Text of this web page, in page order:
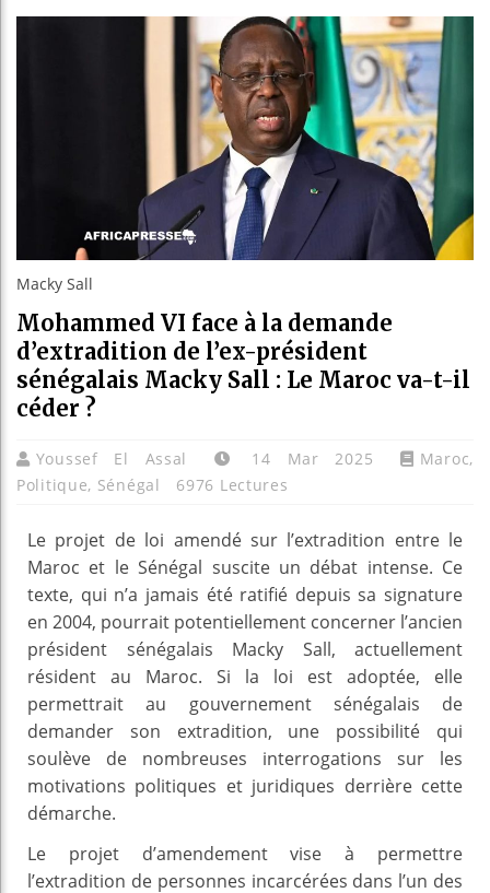
Canada :
Macky Sall
Mohammed VI face à la demande
d’extradition de l’ex-président
sénégalais Macky Sall : Le Maroc va-t-il
céder ?
Youssef El Assal 14 Mar 2025 Maroc,
Politique, Sénégal 6976 Lectures
Le projet de loi amendé sur l’extradition entre le
Maroc et le Sénégal suscite un débat intense. Ce
texte, qui n’a jamais été ratifié depuis sa signature
en 2004, pourrait potentiellement concerner l’ancien
président sénégalais Macky Sall, actuellement
résident au Maroc. Si la loi est adoptée, elle
permettrait au gouvernement sénégalais de
demander son extradition, une possibilité qui
soulève de nombreuses interrogations sur les
motivations politiques et juridiques derrière cette
démarche.
Le projet d’amendement vise à permettre
l’extradition de personnes incarcérées dans l’un des